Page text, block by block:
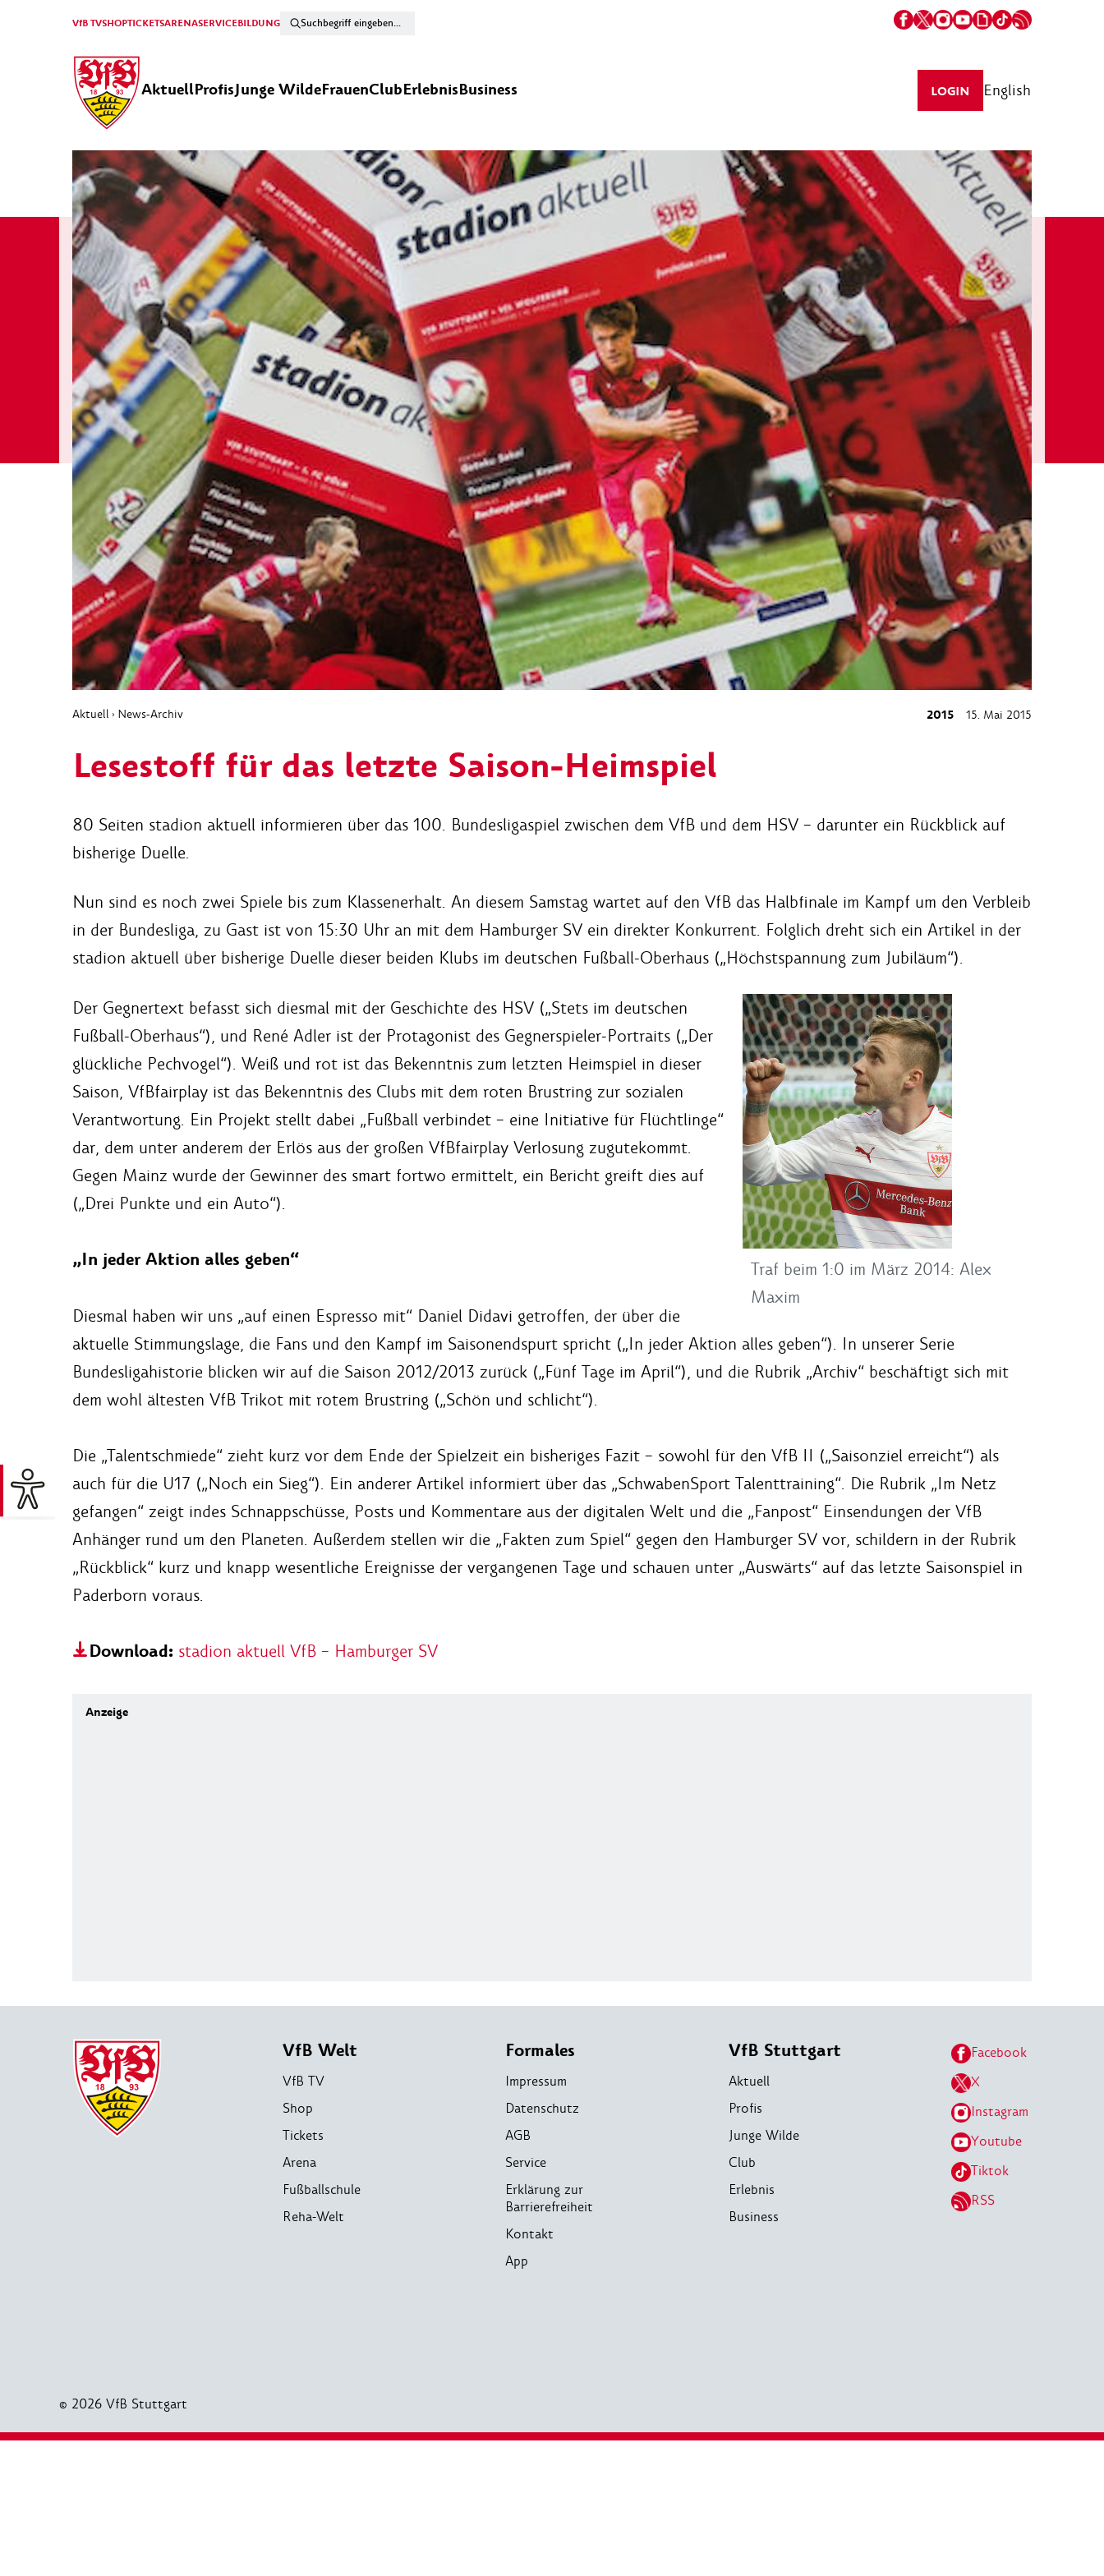
VfB TVSHOPTICKETSARENASERVICEBILDUNG
AktuellProfisJunge WildeFrauenClubErlebnisBusiness LOGIN English
Aktuell › News-Archiv 2015 15. Mai 2015
Lesestoff für das letzte Saison-Heimspiel
80 Seiten stadion aktuell informieren über das 100. Bundesligaspiel zwischen dem VfB und dem HSV – darunter ein Rückblick auf
bisherige Duelle.
Nun sind es noch zwei Spiele bis zum Klassenerhalt. An diesem Samstag wartet auf den VfB das Halbfinale im Kampf um den Verbleib
in der Bundesliga, zu Gast ist von 15:30 Uhr an mit dem Hamburger SV ein direkter Konkurrent. Folglich dreht sich ein Artikel in der
stadion aktuell über bisherige Duelle dieser beiden Klubs im deutschen Fußball-Oberhaus („Höchstspannung zum Jubiläum“).
Traf beim 1:0 im März 2014: Alex
Maxim
Der Gegnertext befasst sich diesmal mit der Geschichte des HSV („Stets im deutschen
Fußball-Oberhaus“), und René Adler ist der Protagonist des Gegnerspieler-Portraits („Der
glückliche Pechvogel“). Weiß und rot ist das Bekenntnis zum letzten Heimspiel in dieser
Saison, VfBfairplay ist das Bekenntnis des Clubs mit dem roten Brustring zur sozialen
Verantwortung. Ein Projekt stellt dabei „Fußball verbindet – eine Initiative für Flüchtlinge“
dar, dem unter anderem der Erlös aus der großen VfBfairplay Verlosung zugutekommt.
Gegen Mainz wurde der Gewinner des smart fortwo ermittelt, ein Bericht greift dies auf
(„Drei Punkte und ein Auto“).
„In jeder Aktion alles geben“
Diesmal haben wir uns „auf einen Espresso mit“ Daniel Didavi getroffen, der über die
aktuelle Stimmungslage, die Fans und den Kampf im Saisonendspurt spricht („In jeder Aktion alles geben“). In unserer Serie
Bundesligahistorie blicken wir auf die Saison 2012/2013 zurück („Fünf Tage im April“), und die Rubrik „Archiv“ beschäftigt sich mit
dem wohl ältesten VfB Trikot mit rotem Brustring („Schön und schlicht“).
Die „Talentschmiede“ zieht kurz vor dem Ende der Spielzeit ein bisheriges Fazit – sowohl für den VfB II („Saisonziel erreicht“) als
auch für die U17 („Noch ein Sieg“). Ein anderer Artikel informiert über das „SchwabenSport Talenttraining“. Die Rubrik „Im Netz
gefangen“ zeigt indes Schnappschüsse, Posts und Kommentare aus der digitalen Welt und die „Fanpost“ Einsendungen der VfB
Anhänger rund um den Planeten. Außerdem stellen wir die „Fakten zum Spiel“ gegen den Hamburger SV vor, schildern in der Rubrik
„Rückblick“ kurz und knapp wesentliche Ereignisse der vergangenen Tage und schauen unter „Auswärts“ auf das letzte Saisonspiel in
Paderborn voraus.
Download: stadion aktuell VfB – Hamburger SV
VfB Welt
VfB TV
Shop
Tickets
Arena
Fußballschule
Reha-Welt
Formales
Impressum
Datenschutz
AGB
Service
Erklärung zur
Barrierefreiheit
Kontakt
App
VfB Stuttgart
Aktuell
Profis
Junge Wilde
Club
Erlebnis
Business
Facebook
X
Instagram
Youtube
Tiktok
RSS
© 2026 VfB Stuttgart